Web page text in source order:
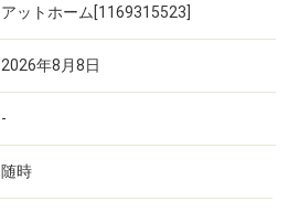
アットホーム[1169315523]
2026年8月8日
-
随時